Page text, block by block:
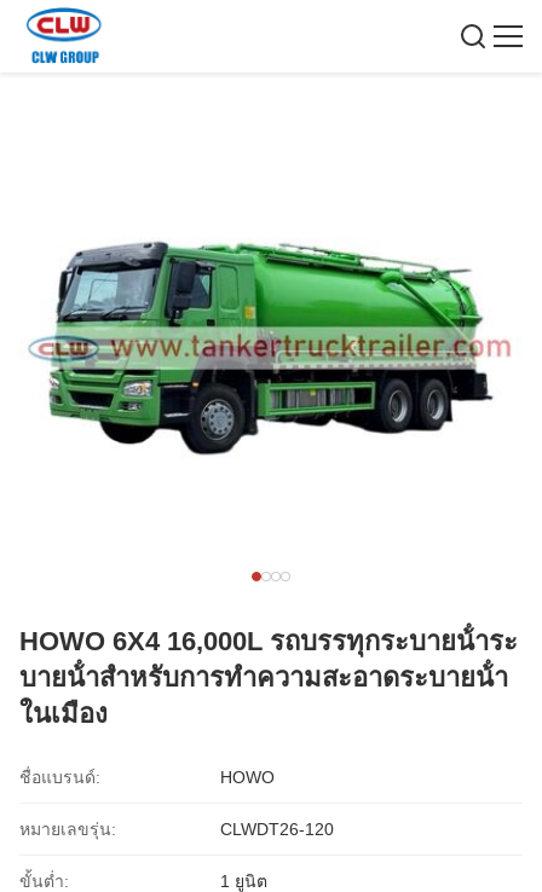
HOWO 6X4 16,000L รถบรรทุกระบายน้ําระ
บายน้ําสําหรับการทําความสะอาดระบายน้ํา
ในเมือง
ชื่อแบรนด์: HOWO
หมายเลขรุ่น: CLWDT26-120
ขั้นต่ำ: 1 ยูนิต